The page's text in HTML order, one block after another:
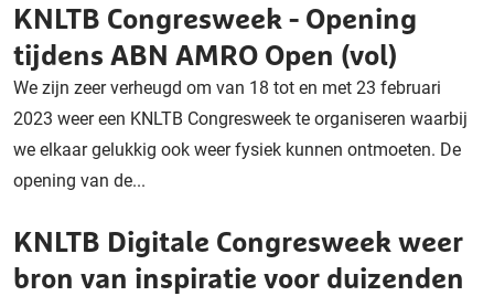
KNLTB Congresweek - Opening
tijdens ABN AMRO Open (vol)
We zijn zeer verheugd om van 18 tot en met 23 februari
2023 weer een KNLTB Congresweek te organiseren waarbij
we elkaar gelukkig ook weer fysiek kunnen ontmoeten. De
opening van de...
KNLTB Digitale Congresweek weer
bron van inspiratie voor duizenden